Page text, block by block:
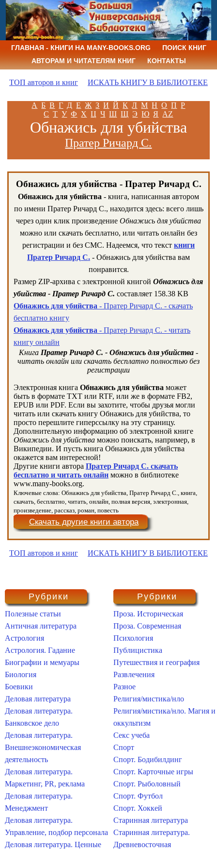
ГЛАВНАЯ - КНИГИ НА MANY-BOOKS.ORG
ПОИСК КНИГ
АВТОРАМ И ЧИТАТЕЛЯМ КНИГ
КОНТАКТЫ
ТОП авторов и книг ИСКАТЬ КНИГУ В БИБЛИОТЕКЕ
А Б В Г Д Е Ж З И Й К Л М Н О П Р
С Т У Ф Х Ц Ч Ш Щ Э Ю Я AZ
Обнажись для убийства
Пратер Ричард С.
Обнажись для убийства - Пратер Ричард С.
Обнажись для убийства - книга, написанная автором
по имени Пратер Ричард С., находится здесь: всего лишь
через один клик произведение Обнажись для убийства
можно или скачать бесплатно, или читать онлайн без
регистрации и без СМС. Надеемся, что текст книги
Пратер Ричард С. - Обнажись для убийства вам
понравится.
Размер ZIP-архива c электронной книгой Обнажись для
убийства - Пратер Ричард С. составляет 158.38 KB
Обнажись для убийства - Пратер Ричард С. - скачать
бесплатно книгу
Обнажись для убийства - Пратер Ричард С. - читать
книгу онлайн
Книга Пратер Ричард С. - Обнажись для убийства -
читать онлайн или скачать бесплатно полностью без
регистрации
Электронная книга Обнажись для убийства может
быть в формате TXT или RTF, или же в формате FB2,
EPUB или PDF. Если вы захотите, чтобы друзья могли
читать или скачать книгу Обнажись для убийства, то
просто перешлите гиперссылку на эту страницу.
Дополнительную информацию об электронной книге
Обнажись для убийства можно поискать, например, в
Википедии. И пусть книга Обнажись для убийства
окажется вам интересной!
Другие книги автора Пратер Ричард С. скачать
бесплатно и читать онлайн можно в библиотеке
www.many-books.org.
Ключевые слова: Обнажись для убийства, Пратер Ричард С., книга,
скачать, бесплатно, читать, онлайн, полная версия, электронная,
произведение, рассказ, роман, повесть
Скачать другие книги автора
ТОП авторов и книг ИСКАТЬ КНИГУ В БИБЛИОТЕКЕ
Рубрики
Полезные статьи
Античная литература
Астрология
Астрология. Гадание
Биографии и мемуары
Биология
Боевики
Деловая литература
Деловая литература.
Банковское дело
Деловая литература.
Внешнеэкономическая
деятельность
Деловая литература.
Маркетинг, PR, реклама
Деловая литература.
Менеджмент
Деловая литература.
Управление, подбор персонала
Деловая литература. Ценные
Рубрики
Проза. Историческая
Проза. Современная
Психология
Публицистика
Путешествия и география
Развлечения
Разное
Религия/мистика/нло
Религия/мистика/нло. Магия и
оккультизм
Секс учеба
Спорт
Спорт. Бодибилдинг
Спорт. Карточные игры
Спорт. Рыболовный
Спорт. Футбол
Спорт. Хоккей
Старинная литература
Старинная литература.
Древневосточная